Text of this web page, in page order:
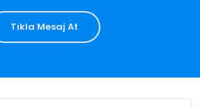
Tıkla Mesaj At